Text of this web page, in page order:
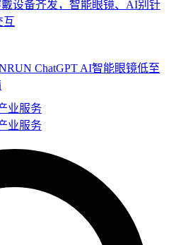
设备齐发，智能眼镜、AI别针
互
ChatGPT AI智能眼镜低至